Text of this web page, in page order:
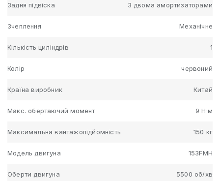
Задня підвіска З двома амортизаторами
Зчеплення Механічне
Кількість циліндрів 1
Колір червоний
Країна виробник Китай
Макс. обертаючий момент 9 Н·м
Максимальна вантажопідйомність 150 кг
Модель двигуна 153FMH
Оберти двигуна 5500 об/хв